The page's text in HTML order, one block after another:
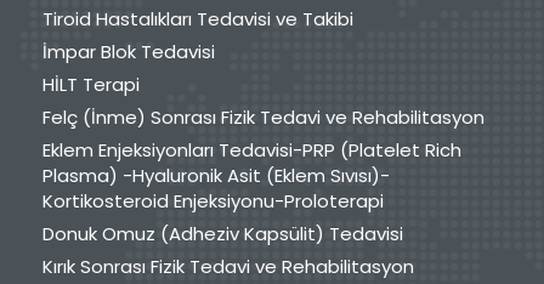
Tiroid Hastalıkları Tedavisi ve Takibi
İmpar Blok Tedavisi
HİLT Terapi
Felç (İnme) Sonrası Fizik Tedavi ve Rehabilitasyon
Eklem Enjeksiyonları Tedavisi-PRP (Platelet Rich
Plasma) -Hyaluronik Asit (Eklem Sıvısı)-
Kortikosteroid Enjeksiyonu-Proloterapi
Donuk Omuz (Adheziv Kapsülit) Tedavisi
Kırık Sonrası Fizik Tedavi ve Rehabilitasyon